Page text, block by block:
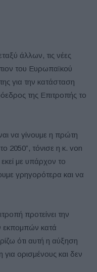
άλλων, τις νέες
του Ευρωπαϊκού
της για την κατάσταση
της Επιτροπής το
να γίνουμε η πρώτη
2050”, τόνισε η κ. von
με υπάρχον το
γρηγορότερα και να
προτείνει την
εκπομπών κατά
ότι αυτή η αύξηση
ορισμένους και δεν